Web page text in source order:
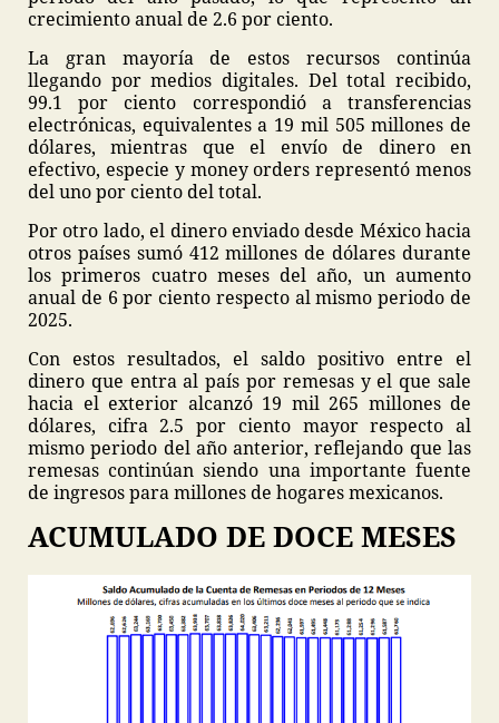
crecimiento anual de 2.6 por ciento.
La gran mayoría de estos recursos continúa
llegando por medios digitales. Del total recibido,
99.1 por ciento correspondió a transferencias
electrónicas, equivalentes a 19 mil 505 millones de
dólares, mientras que el envío de dinero en
efectivo, especie y money orders representó menos
del uno por ciento del total.
Por otro lado, el dinero enviado desde México hacia
otros países sumó 412 millones de dólares durante
los primeros cuatro meses del año, un aumento
anual de 6 por ciento respecto al mismo periodo de
2025.
Con estos resultados, el saldo positivo entre el
dinero que entra al país por remesas y el que sale
hacia el exterior alcanzó 19 mil 265 millones de
dólares, cifra 2.5 por ciento mayor respecto al
mismo periodo del año anterior, reflejando que las
remesas continúan siendo una importante fuente
de ingresos para millones de hogares mexicanos.
ACUMULADO DE DOCE MESES